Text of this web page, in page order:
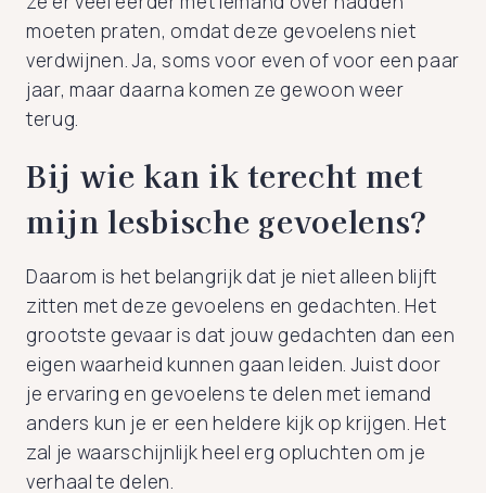
moeten praten, omdat deze gevoelens niet
verdwijnen. Ja, soms voor even of voor een paar
jaar, maar daarna komen ze gewoon weer
terug.
Bij wie kan ik terecht met
mijn lesbische gevoelens?
Daarom is het belangrijk dat je niet alleen blijft
zitten met deze gevoelens en gedachten. Het
grootste gevaar is dat jouw gedachten dan een
eigen waarheid kunnen gaan leiden. Juist door
je ervaring en gevoelens te delen met iemand
anders kun je er een heldere kijk op krijgen. Het
zal je waarschijnlijk heel erg opluchten om je
verhaal te delen.